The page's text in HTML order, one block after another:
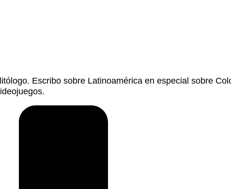
Escribo sobre Latinoamérica en especial sobre